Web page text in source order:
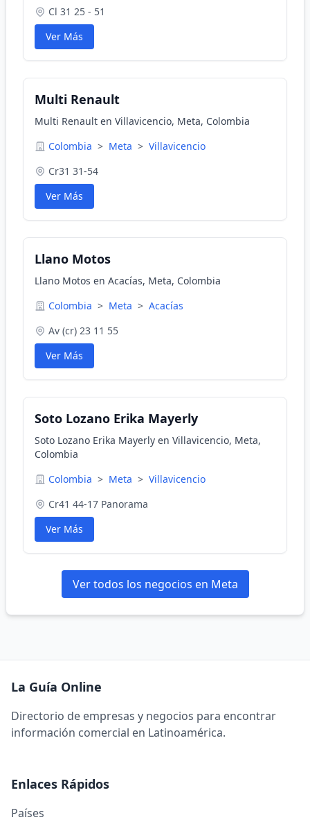
Cl 31 25 - 51
Ver Más
Multi Renault
Multi Renault en Villavicencio, Meta, Colombia
Colombia > Meta > Villavicencio
Cr31 31-54
Ver Más
Llano Motos
Llano Motos en Acacías, Meta, Colombia
Colombia > Meta > Acacías
Av (cr) 23 11 55
Ver Más
Soto Lozano Erika Mayerly
Soto Lozano Erika Mayerly en Villavicencio, Meta,
Colombia
Colombia > Meta > Villavicencio
Cr41 44-17 Panorama
Ver Más
Ver todos los negocios en Meta
La Guía Online
Directorio de empresas y negocios para encontrar
información comercial en Latinoamérica.
Enlaces Rápidos
Países